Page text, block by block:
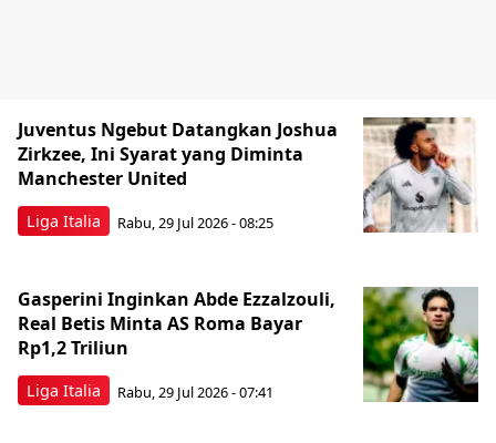
Liga Italia
Juventus Ngebut Datangkan Joshua
Zirkzee, Ini Syarat yang Diminta
Manchester United
Rabu, 29 Jul 2026 - 08:25
Liga Italia
Gasperini Inginkan Abde Ezzalzouli,
Real Betis Minta AS Roma Bayar
Rp1,2 Triliun
Rabu, 29 Jul 2026 - 07:41